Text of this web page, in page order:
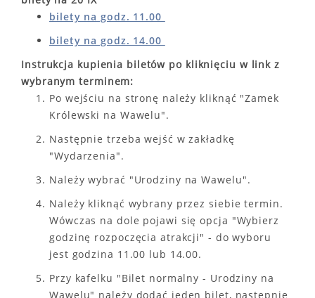
bilety na godz. 11.00
bilety na godz. 14.00
Instrukcja kupienia biletów po kliknięciu w link z
wybranym terminem:
Po wejściu na stronę należy kliknąć "Zamek
Królewski na Wawelu".
Następnie trzeba wejść w zakładkę
"Wydarzenia".
Należy wybrać "Urodziny na Wawelu".
Należy kliknąć wybrany przez siebie termin.
Wówczas na dole pojawi się opcja "Wybierz
godzinę rozpoczęcia atrakcji" - do wyboru
jest godzina 11.00 lub 14.00.
Przy kafelku "Bilet normalny - Urodziny na
Wawelu" należy dodać jeden bilet, następnie